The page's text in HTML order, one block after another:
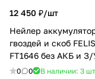
12 450 ₽/шт
Нейлер
гвоздей и скоб
FT1646 без АКБ и
М0 0 В наличии: 3 шт